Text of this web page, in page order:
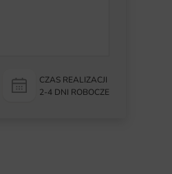
CZAS REALIZACJI
2-4 DNI ROBOCZE